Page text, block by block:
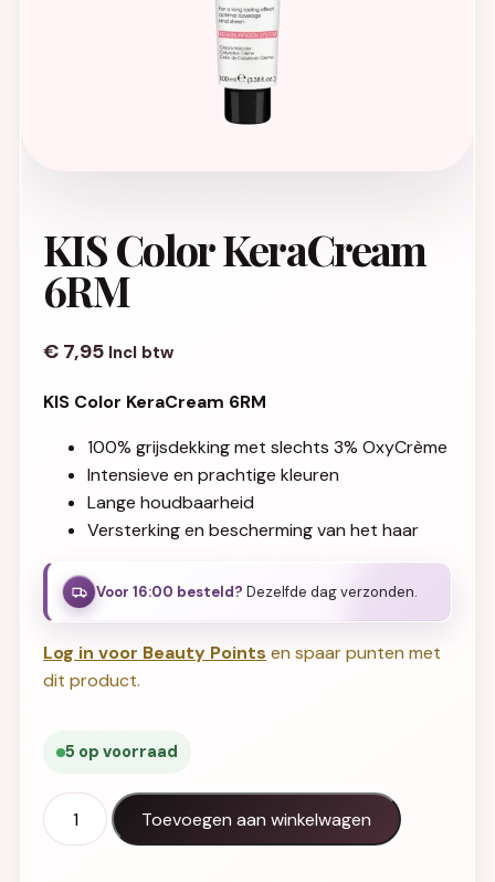
KIS Color KeraCream
6RM
€ 7,95 Incl btw
KIS Color KeraCream 6RM
100% grijsdekking met slechts 3% OxyCrème
Intensieve en prachtige kleuren
Lange houdbaarheid
Versterking en bescherming van het haar
Voor 16:00 besteld? Dezelfde dag verzonden.
Log in voor Beauty Points en spaar punten met
dit product.
5 op voorraad
KIS Color KeraCream 6RM aantal
Toevoegen aan winkelwagen